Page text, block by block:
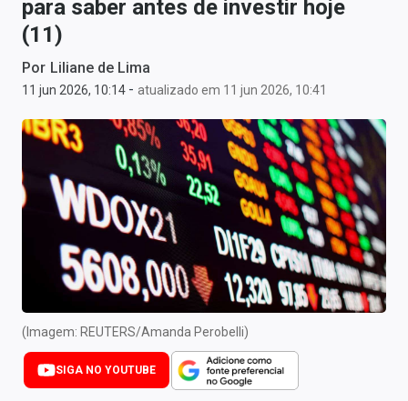
Últimas Notícias
Newsletters
Cotações
Comprar ou vender?
Carteiras Recomendadas
Central de Dividendos
Central de Fundos Imobiliários
Central dos IPOs
Renda Fixa
para saber antes de investir hoje
(11)
Por Liliane de Lima
11 jun 2026, 10:14 - atualizado em 11 jun 2026, 10:41
(Imagem: REUTERS/Amanda Perobelli)
SIGA NO YOUTUBE